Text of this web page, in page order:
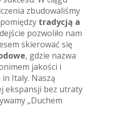
zbudowaliśmy
pomiędzy tradycją a
pozwoliło nam
skierować się
, gdzie nazwa
jakości i
Italy. Naszą
ekspansji bez utraty
„Duchem